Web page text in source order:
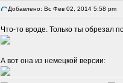
Добавлено: Вс Фев 02, 2014 5:58 pm
Что-то вроде. Только ты обрезал
А вот она из немецкой версии: